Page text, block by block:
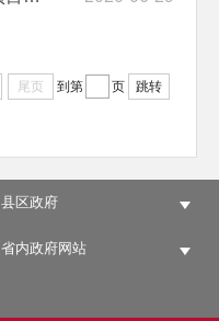
尾页 到第 页 跳转
县区政府
省内政府网站